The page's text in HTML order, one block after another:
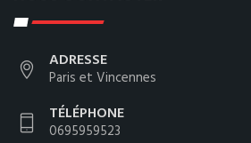
ADRESSE
Paris et Vincennes
TÉLÉPHONE
0695959523